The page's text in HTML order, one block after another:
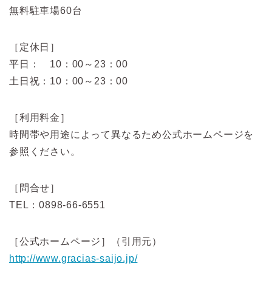
無料駐車場60台
［定休日］
平日： 10：00～23：00
土日祝：10：00～23：00
［利用料金］
時間帯や用途によって異なるため公式ホームページを
参照ください。
［問合せ］
TEL：0898-66-6551
［公式ホームページ］（引用元）
http://www.gracias-saijo.jp/